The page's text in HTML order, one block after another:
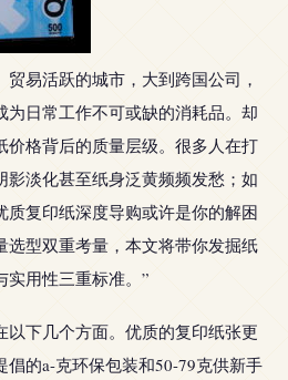
易活跃的城市，大到跨国公司，
为日常工作不可或缺的消耗品。却
价格背后的质量层级。很多人在打
影淡化甚至纸身泛黄频频发愁；如
质复印纸深度导购或许是你的解困
选型双重考量，本文将带你发掘纸
实用性三重标准。”
以下几个方面。优质的复印纸张更
的a-克环保包装和50-79克供新手